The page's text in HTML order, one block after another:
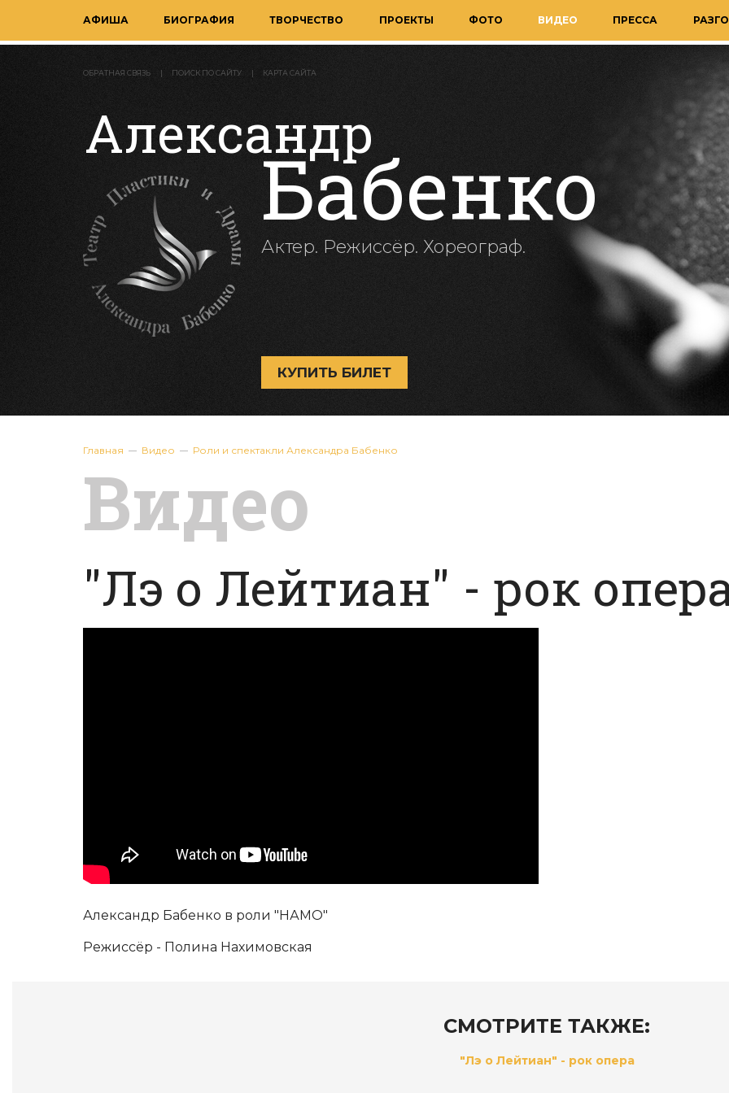
АФИША БИОГРАФИЯ ТВОРЧЕСТВО ПРОЕКТЫ ФОТО ВИДЕО ПРЕССА
ОБРАТНАЯ СВЯЗЬ ПОИСК ПО САЙТУ КАРТА САЙТА
Александр
Бабенко
Актер. Режиссёр. Хореограф.
КУПИТЬ БИЛЕТ
Главная Видео Роли и спектакли Александра Бабенко
Видео
"Лэ о Лейтиан" - рок
Александр Бабенко в роли "НАМО"
Режиссёр - Полина Нахимовская
СМОТРИТЕ ТАКЖЕ:
"Лэ о Лейтиан" - рок опера